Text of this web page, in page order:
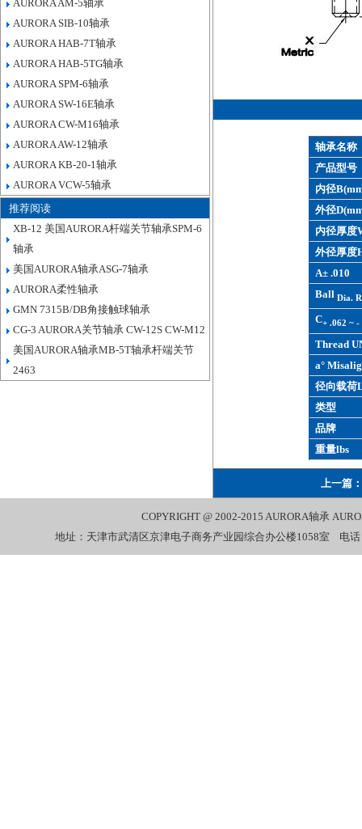
AURORA AM-5轴承
AURORA SIB-10轴承
AURORA HAB-7T轴承
AURORA HAB-5TG轴承
AURORA SPM-6轴承
AURORA SW-16E轴承
AURORA CW-M16轴承
AURORA AW-12轴承
AURORA KB-20-1轴承
AURORA VCW-5轴承
推荐阅读
XB-12 美国AURORA杆端关节轴承SPM-6
轴承
美国AURORA轴承ASG-7轴承
AURORA柔性轴承
GMN 7315B/DB角接触球轴承
CG-3 AURORA关节轴承 CW-12S CW-M12
美国AURORA轴承MB-5T轴承杆端关节
2463
轴承名称
产品型号
内径
外径
内径厚度
外径厚度
A± .010
BallDia.
C+ .062 ~ -
Thread
a°
径向载荷
类型
品牌
重量lbs
上一篇：
COPYRIGHT @ 2002-2015AURORA轴承
地址：天津市武清区京津电子商务产业园综合办公楼1058室 电